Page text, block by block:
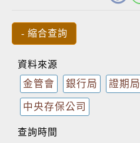
資料來源
金管會 銀行局 證期局
中央存保公司
查詢時間